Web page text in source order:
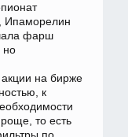
Ипаморелин
фарш
но
на бирже
к
то есть